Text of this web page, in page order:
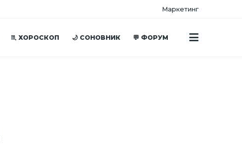
Маркетинг
♏ ХОРОСКОП 🌙 СОНОВНИК 💬 ФОРУМ